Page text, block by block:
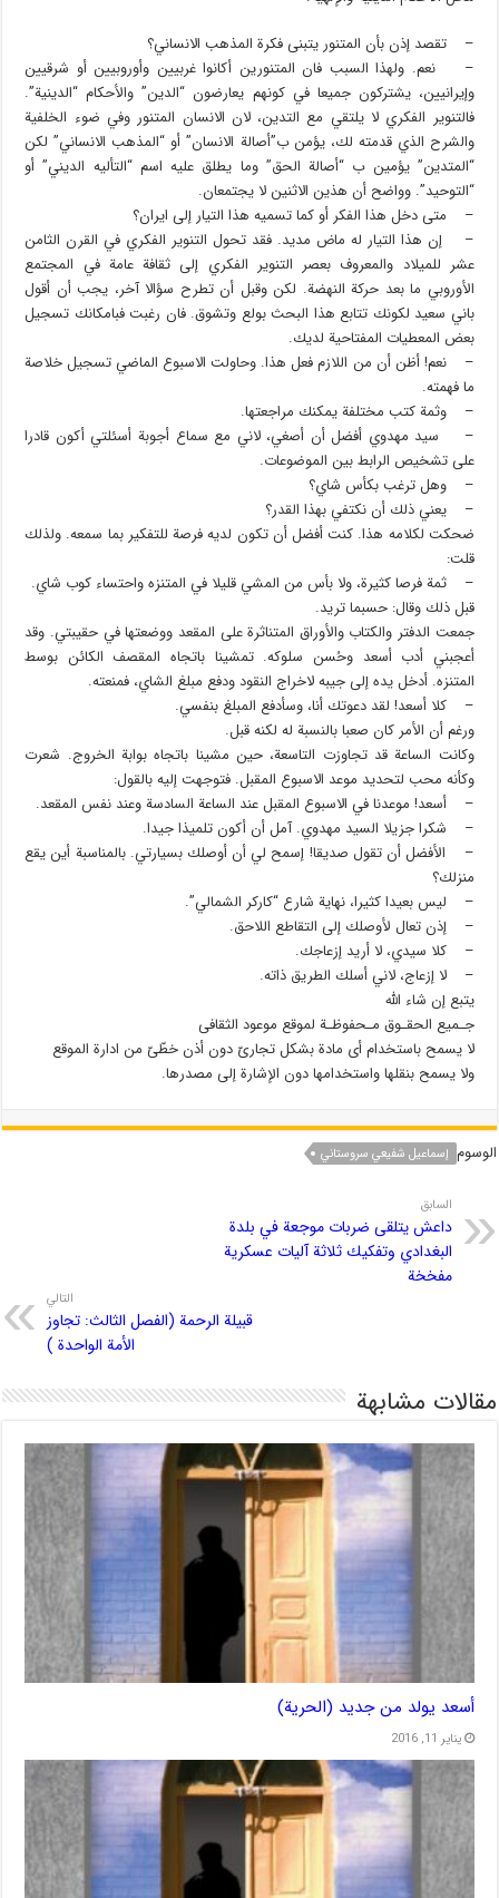
– تقصد إذن بأن المتنور يتبنى فكرة المذهب الانساني؟
– نعم. ولهذا السبب فان المتنورين أكانوا غربيين وأوروبيين أو شرقيين
وإيرانيين، يشتركون جميعا في كونهم يعارضون “الدين” والأحكام “الدينية”.
فالتنوير الفكري لا يلتقي مع التدين، لان الانسان المتنور وفي ضوء الخلفية
والشرح الذي قدمته لك، يؤمن ب”أصالة الانسان” أو “المذهب الانساني” لكن
“المتدين” يؤمين ب “أصالة الحق” وما يطلق عليه اسم “التأليه الديني” أو
“التوحيد”. وواضح أن هذين الاثنين لا يجتمعان.
– متى دخل هذا الفكر أو كما تسميه هذا التيار إلى ايران؟
– إن هذا التيار له ماض مديد. فقد تحول التنوير الفكري في القرن الثامن
عشر للميلاد والمعروف بعصر التنوير الفكري إلى ثقافة عامة في المجتمع
الأوروبي ما بعد حركة النهضة. لكن وقبل أن تطرح سؤالا آخر، يجب أن أقول
باني سعيد لكونك تتابع هذا البحث بولع وتشوق. فان رغبت فبامكانك تسجيل
بعض المعطيات المفتاحية لديك.
– نعم! أظن أن من اللازم فعل هذا. وحاولت الاسبوع الماضي تسجيل خلاصة
ما فهمته.
– وثمة كتب مختلفة يمكنك مراجعتها.
– سيد مهدوي أفضل أن أصغي، لاني مع سماع أجوبة أسئلتي أكون قادرا
على تشخيص الرابط بين الموضوعات.
– وهل ترغب بكأس شاي؟
– يعني ذلك أن نكتفي بهذا القدر؟
ضحكت لكلامه هذا. كنت أفضل أن تكون لديه فرصة للتفكير بما سمعه. ولذلك
قلت:
– ثمة فرصا كثيرة، ولا بأس من المشي قليلا في المتنزه واحتساء كوب شاي.
قبل ذلك وقال: حسبما تريد.
جمعت الدفتر والكتاب والأوراق المتناثرة على المقعد ووضعتها في حقيبتي. وقد
أعجبني أدب أسعد وحُسن سلوكه. تمشينا باتجاه المقصف الكائن بوسط
المتنزه. أدخل يده إلى جيبه لاخراج النقود ودفع مبلغ الشاي، فمنعته.
– كلا أسعد! لقد دعوتك أنا، وسأدفع المبلغ بنفسي.
ورغم أن الأمر كان صعبا بالنسبة له لكنه قبل.
وكانت الساعة قد تجاوزت التاسعة، حين مشينا باتجاه بوابة الخروج. شعرت
وكأنه محب لتحديد موعد الاسبوع المقبل. فتوجهت إليه بالقول:
– أسعد! موعدنا في الاسبوع المقبل عند الساعة السادسة وعند نفس المقعد.
– شكرا جزيلا السيد مهدوي. آمل أن أكون تلميذا جيدا.
– الأفضل أن تقول صديقا! إسمح لي أن أوصلك بسيارتي. بالمناسبة أين يقع
منزلك؟
– ليس بعيدا كثيرا، نهاية شارع “كاركر الشمالي”.
– إذن تعال لأوصلك إلى التقاطع اللاحق.
– كلا سيدي، لا أريد إزعاجك.
– لا إزعاج، لاني أسلك الطريق ذاته.
یتبع إن شاء الله
جـمیع الحقـوق مـحفوظـة لموقع موعود الثقافی
لا یسمح باستخدام أی مادة بشكل تجاریّ دون أذن خطّیّ من ادارة الموقع
ولا یسمح بنقلها واستخدامها دون الإشارة إلى مصدرها.
الوسوم إسماعيل شفيعي سروستاني
السابق
داعش يتلقى ضربات موجعة في بلدة
البغدادي وتفكيك ثلاثة آليات عسكرية
مفخخة
التالي
قبيلة الرحمة (الفصل الثالث: تجاوز
الأمة الواحدة )
مقالات مشابهة
أسعد يولد من جديد (الحرية)
يناير 11, 2016